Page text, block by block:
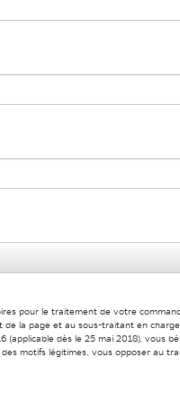
pour le traitement de votre
de la page et au sous-traitant en
(applicable dès le 25 mai 2018), vous
motifs légitimes, vous opposer au